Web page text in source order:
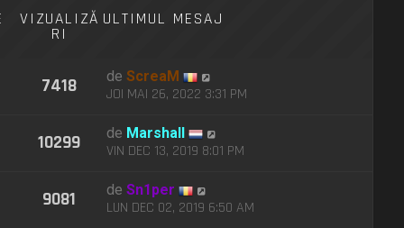
VIZUALIZĂ
RI
ULTIMUL MESAJ
7418 deScreaM
JOI MAI 26, 2022 3:31 PM
10299 de Marshall
VIN DEC 13, 2019 8:01 PM
9081 deSn1per
LUN DEC 02, 2019 6:50 AM